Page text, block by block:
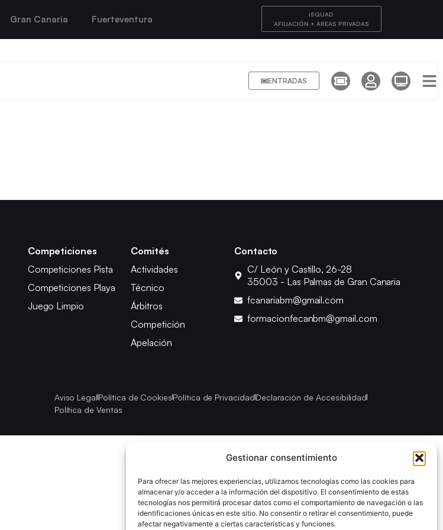
Gestionar consentimiento
Para ofrecer las mejores experiencias, utilizamos tecnologías como las cookies para
almacenar y/o acceder a la información del dispositivo. El consentimiento de estas
tecnologías nos permitirá procesar datos como el comportamiento de navegación o las
identificaciones únicas en este sitio. No consentir o retirar el consentimiento, puede
afectar negativamente a ciertas características y funciones.
Gran Canaria Fuerteventura
iSQUAD
AFILIACIÓN + ÁREAS PRIVADAS
ENTRADAS
Competiciones
Competiciones Pista
Competiciones Playa
Juego Limpio
Comités
Actividades
Técnico
Árbitros
Competición
Apelación
Contacto
C/ León y Castillo, 26-28
35003 - Las Palmas de Gran Canaria
fcanariabm@gmail.com
formacionfecanbm@gmail.com
Aviso LegalPolítica de CookiesPolítica de PrivacidadDeclaración de Accesibilidad
Política de Ventas